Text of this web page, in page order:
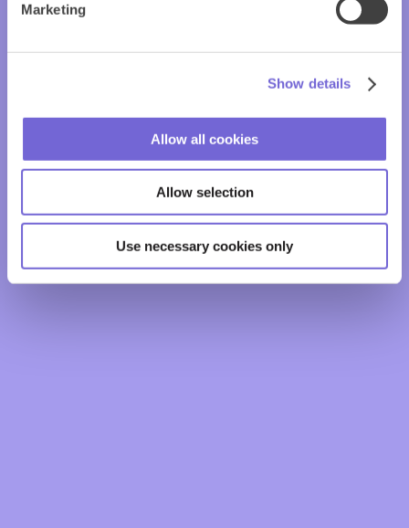
Marketing
Show details
Allow all cookies
Allow selection
Use necessary cookies only